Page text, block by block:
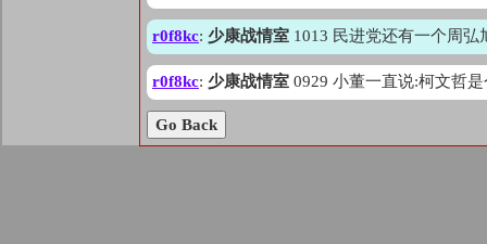
r0f8kc: 少康战情室 1013 民进党还有一个周
r0f8kc: 少康战情室 0929 小董一直说:柯文哲
Go Back